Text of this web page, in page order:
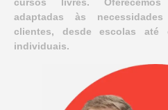
cursos livres. Oferecemos
adaptadas às
clientes, desde escolas até
individuais.